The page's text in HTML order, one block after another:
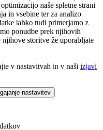
naše spletne strani
in vsebine ter za analizo
lahko tudi primerjamo z
ponudbe prek njihovih
storitve že uporabljate
v nastavitvah in v naši izjavi
nastavitev